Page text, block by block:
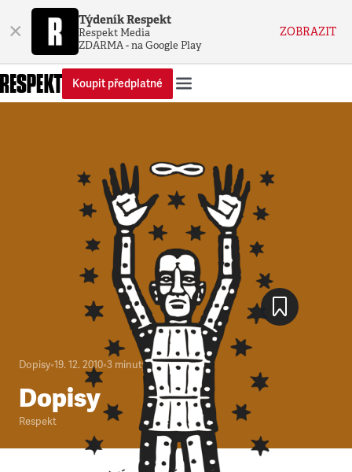
× Týdeník Respekt
Respekt Media
ZDARMA - na Google Play
ZOBRAZIT
Koupit předplatné
Dopisy•19. 12. 2010•3 minuty
Dopisy
Respekt